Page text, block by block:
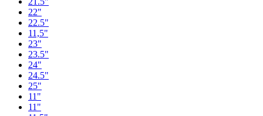
22"
22.5"
11,5"
23"
23.5"
24"
24.5"
25"
11"
11"